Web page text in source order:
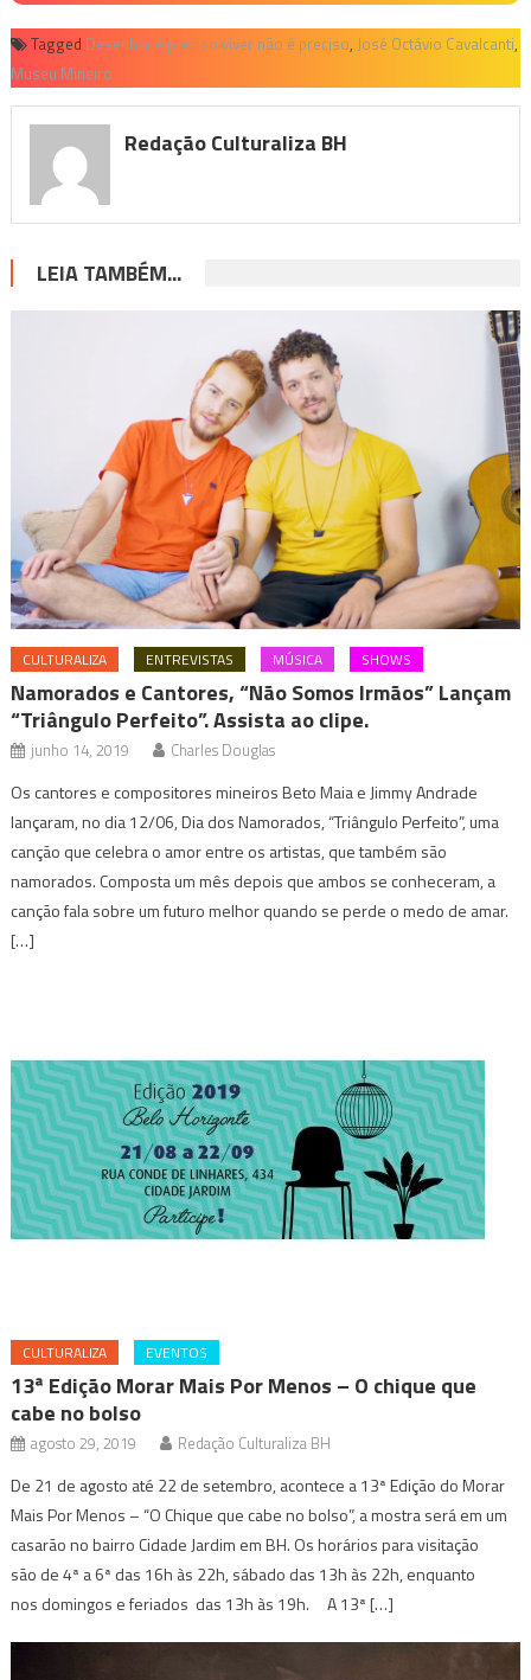
Tagged Desenhar é preciso viver não é preciso, José Octávio Cavalcanti,
Museu Mineiro
Redação Culturaliza BH
LEIA TAMBÉM...
CULTURALIZA ENTREVISTAS MÚSICA SHOWS
Namorados e Cantores, “Não Somos Irmãos” Lançam
“Triângulo Perfeito”. Assista ao clipe.
junho 14, 2019 Charles Douglas
Os cantores e compositores mineiros Beto Maia e Jimmy Andrade
lançaram, no dia 12/06, Dia dos Namorados, “Triângulo Perfeito”, uma
canção que celebra o amor entre os artistas, que também são
namorados. Composta um mês depois que ambos se conheceram, a
canção fala sobre um futuro melhor quando se perde o medo de amar.
[…]
CULTURALIZA EVENTOS
13ª Edição Morar Mais Por Menos – O chique que
cabe no bolso
agosto 29, 2019 Redação Culturaliza BH
De 21 de agosto até 22 de setembro, acontece a 13ª Edição do Morar
Mais Por Menos – “O Chique que cabe no bolso”, a mostra será em um
casarão no bairro Cidade Jardim em BH. Os horários para visitação
são de 4ª a 6ª das 16h às 22h, sábado das 13h às 22h, enquanto
nos domingos e feriados das 13h às 19h. A 13ª […]